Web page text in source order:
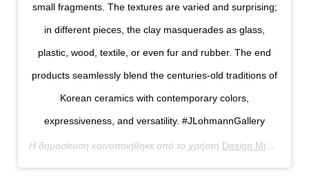
small fragments. The textures are varied and surprising;
in different pieces, the clay masquerades as glass,
plastic, wood, textile, or even fur and rubber. The end
products seamlessly blend the centuries-old traditions of
Korean ceramics with contemporary colors,
expressiveness, and versatility. #JLohmannGallery
Η δημοσίευση κοινοποιήθηκε από το χρήστη Design Miami/